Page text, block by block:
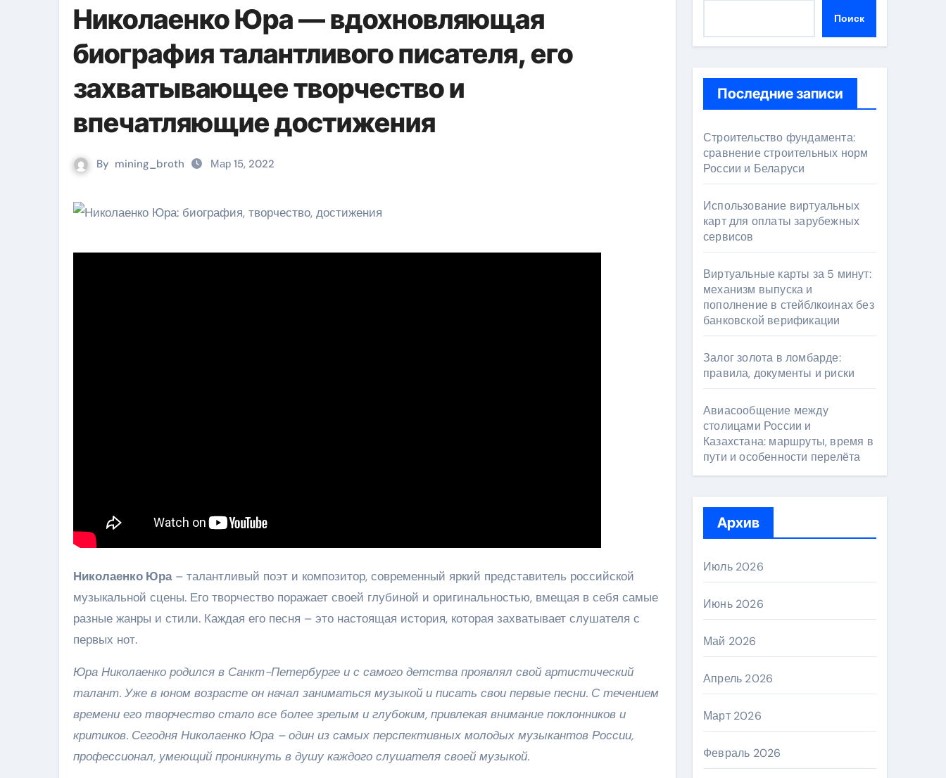
Николаенко Юра — вдохновляющая
биография талантливого писателя, его
захватывающее творчество и
впечатляющие достижения
By mining_broth Мар 15, 2022
Николаенко Юра– талантливый поэт и композитор, современный яркий представитель российской
музыкальной сцены. Его творчество поражает своей глубиной и оригинальностью, вмещая в себя самые
разные жанры и стили. Каждая его песня – это настоящая история, которая захватывает слушателя с
первых нот.
Юра Николаенко родился в Санкт-Петербурге и с самого детства проявлял свой артистический
талант. Уже в юном возрасте он начал заниматься музыкой и писать свои первые песни. С течением
времени его творчество стало все более зрелым и глубоким, привлекая внимание поклонников и
критиков. Сегодня Николаенко Юра – один из самых перспективных молодых музыкантов России,
профессионал, умеющий проникнуть в душу каждого слушателя своей музыкой.
Поиск
Последние записи
Строительство фундамента:
сравнение строительных норм
России и Беларуси
Использование виртуальных
карт для оплаты зарубежных
сервисов
Виртуальные карты за 5 минут:
механизм выпуска и
пополнение в стейблкоинах без
банковской верификации
Залог золота в ломбарде:
правила, документы и риски
Авиасообщение между
столицами России и
Казахстана: маршруты, время в
пути и особенности перелёта
Архив
Июль 2026
Июнь 2026
Май 2026
Апрель 2026
Март 2026
Февраль 2026